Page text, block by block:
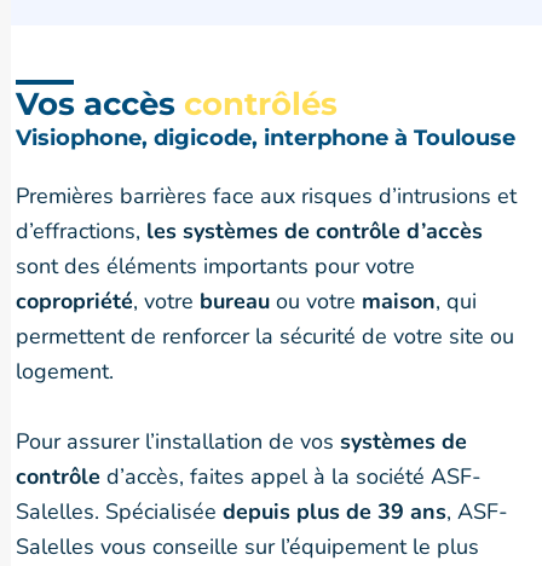
Vos accès contrôlés
Visiophone, digicode, interphone à Toulouse
Premières barrières face aux risques d’intrusions et
d’effractions, les systèmes de contrôle d’accès
sont des éléments importants pour votre
copropriété, votre bureau ou votre maison, qui
permettent de renforcer la sécurité de votre site ou
logement.
Pour assurer l’installation de vossystèmes de
contrôle d’accès, faites appel à la société ASF-
Salelles. Spécialiséedepuis plus de 39 ans, ASF-
Salelles vous conseille sur l’équipement le plus